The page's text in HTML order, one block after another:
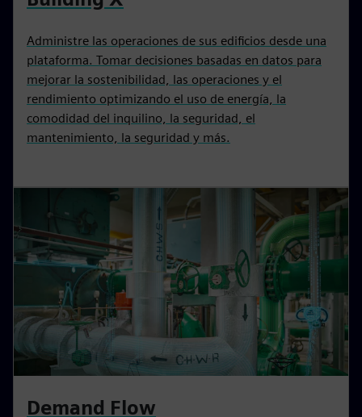
Administre las operaciones de sus edificios desde una
plataforma. Tomar decisiones basadas en datos para
mejorar la sostenibilidad, las operaciones y el
rendimiento optimizando el uso de energía, la
comodidad del inquilino, la seguridad, el
mantenimiento, la seguridad y más.
Demand Flow